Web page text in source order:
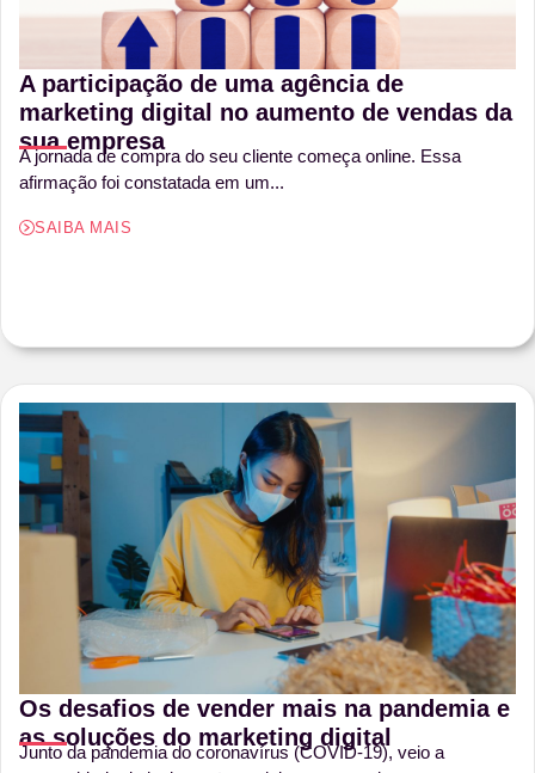
A participação de uma agência de
marketing digital no aumento de vendas da
sua empresa
A jornada de compra do seu cliente começa online. Essa
afirmação foi constatada em um...
SAIBA MAIS
Os desafios de vender mais na pandemia e
as soluções do marketing digital
Junto da pandemia do coronavírus (COVID-19), veio a